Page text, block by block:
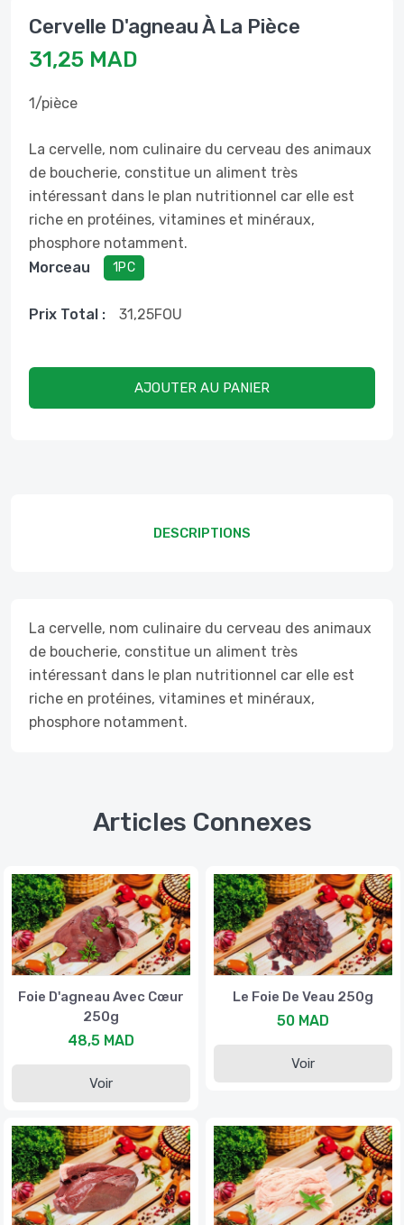
Cervelle D'agneau À La Pièce
31,25 MAD
1/pièce
La cervelle, nom culinaire du cerveau des animaux
de boucherie, constitue un aliment très
intéressant dans le plan nutritionnel car elle est
riche en protéines, vitamines et minéraux,
phosphore notamment.
Morceau
1PC
Prix ​​total : 31,25FOU
AJOUTER AU PANIER
DESCRIPTIONS
La cervelle, nom culinaire du cerveau des animaux
de boucherie, constitue un aliment très
intéressant dans le plan nutritionnel car elle est
riche en protéines, vitamines et minéraux,
phosphore notamment.
Articles Connexes
Foie D'agneau Avec Cœur
250g
48,5 MAD
Voir
Le Foie De Veau 250g
50 MAD
Voir